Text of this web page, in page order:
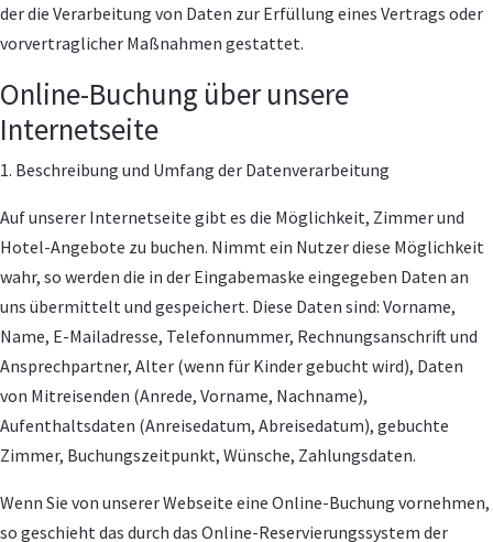
der die Verarbeitung von Daten zur Erfüllung eines Vertrags oder
vorvertraglicher Maßnahmen gestattet.
Online-Buchung über unsere
Internetseite
1. Beschreibung und Umfang der Datenverarbeitung
Auf unserer Internetseite gibt es die Möglichkeit, Zimmer und
Hotel-Angebote zu buchen. Nimmt ein Nutzer diese Möglichkeit
wahr, so werden die in der Eingabemaske eingegeben Daten an
uns übermittelt und gespeichert. Diese Daten sind: Vorname,
Name, E-Mailadresse, Telefonnummer, Rechnungsanschrift und
Ansprechpartner, Alter (wenn für Kinder gebucht wird), Daten
von Mitreisenden (Anrede, Vorname, Nachname),
Aufenthaltsdaten (Anreisedatum, Abreisedatum), gebuchte
Zimmer, Buchungszeitpunkt, Wünsche, Zahlungsdaten.
Wenn Sie von unserer Webseite eine Online-Buchung vornehmen,
so geschieht das durch das Online-Reservierungssystem der